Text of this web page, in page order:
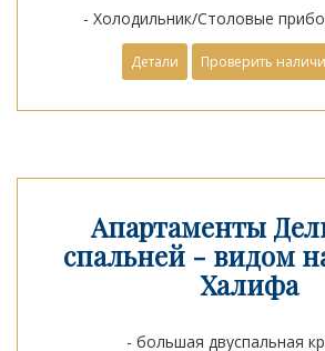
- Холодильник/Столовые
Детали Проверить
Апартаменты
спальней - видом
Халифа
- большая двуспальная